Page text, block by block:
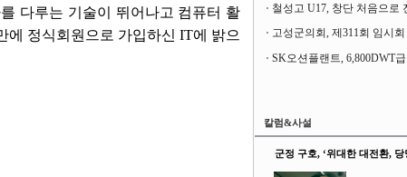
다루는 기술이 뛰어나고 컴퓨터 활
에 정식회원으로 가입하신 IT에 밝으
철성고 U17, 창단 처음으로
고성군의회, 제311회 임시회
칼럼&사설
군정 구호, ‘위대한 대전환, 당